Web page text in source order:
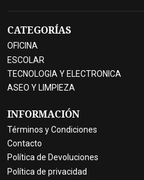
CATEGORÍAS
OFICINA
ESCOLAR
TECNOLOGIA Y ELECTRONICA
ASEO Y LIMPIEZA
INFORMACIÓN
Términos y Condiciones
Contacto
Política de Devoluciones
Política de privacidad